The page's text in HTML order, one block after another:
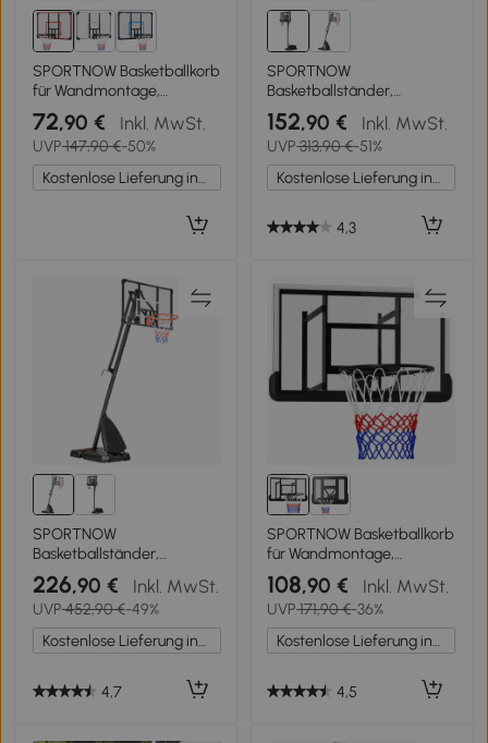
SPORTNOW Basketballkorb
für Wandmontage,
Innen/Außen, robuste PC-
Rückwand, Nylonnetz,
Stahlring, 113x61x73 cm
72,90 € Inkl. MwSt.
UVP147,90 €-50%
Kostenlose Lieferung innerhalb Deutschlands
SPORTNOW
Basketballständer,
höhenverstellbare
Korbhöhe 235-305 cm,
befüllbare Basis mit
Rädern, Schwarz
152,90 € Inkl. MwSt.
UVP313,90 €-51%
Kostenlose Lieferung innerhalb Deutschlands
4,3
SPORTNOW
Basketballständer,
verstellbare Korbhöhe 2,3-
2,9 m, untere Pralllatte,
befüllbare Basis,
rot+schwarz
226,90 € Inkl. MwSt.
UVP452,90 €-49%
Kostenlose Lieferung innerhalb Deutschlands
4,7
SPORTNOW Basketballkorb
für Wandmontage,
gefederter Korb,
bruchsichere Rückwand,
Schwarz
108,90 € Inkl. MwSt.
UVP171,90 €-36%
Kostenlose Lieferung innerhalb Deutschlands
4,5